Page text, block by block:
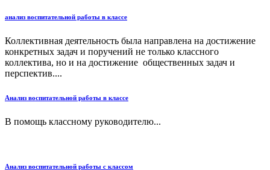
анализ воспитательной работы в классе
Коллективная деятельность была направлена на достижение
конкретных задач и поручений не только классного
коллектива, но и на достижение общественных задач и
перспектив....
Анализ воспитательной работы в классе
В помощь классному руководителю...
Анализ воспитательной работы с классом